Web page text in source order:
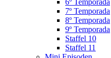
6º Temporada
7º Temporada
8º Temporada
9º Temporada
Staffel 10
Staffel 11